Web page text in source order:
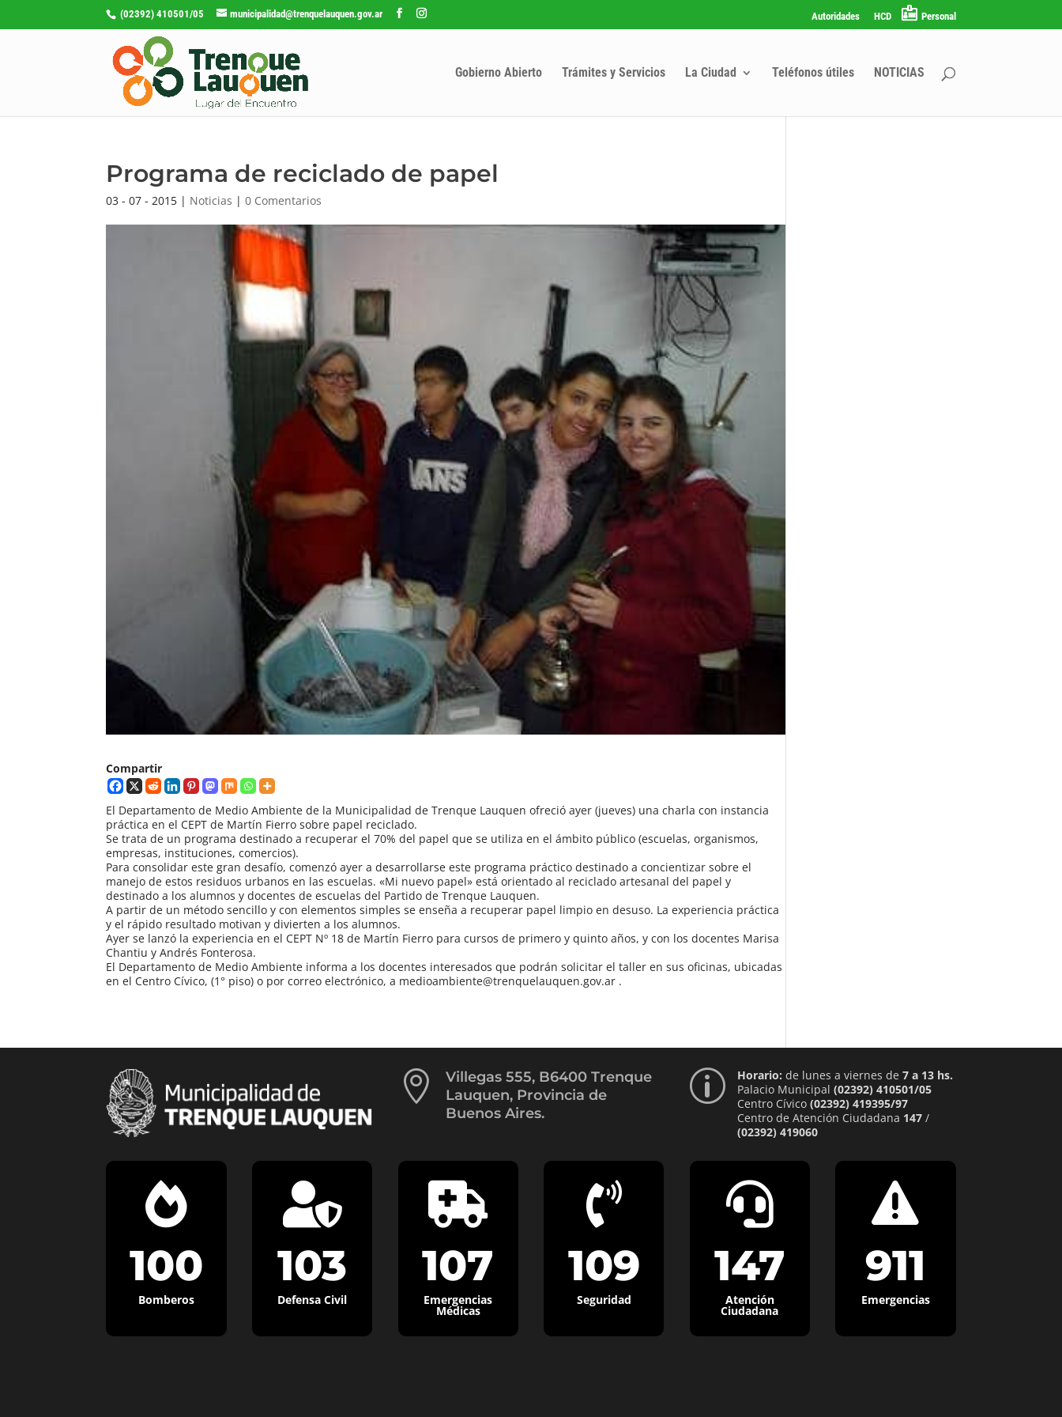
(02392) 410501/05 municipalidad@trenquelauquen.gov.ar Autoridades HCD Personal
Gobierno Abierto Trámites y Servicios La Ciudad Teléfonos útiles NOTICIAS
Programa de reciclado de papel
03 - 07 - 2015 | Noticias |0 Comentarios
Compartir
El Departamento de Medio Ambiente de la Municipalidad de Trenque Lauquen ofreció ayer (jueves) una charla con instancia
práctica en el CEPT de Martín Fierro sobre papel reciclado.
Se trata de un programa destinado a recuperar el 70% del papel que se utiliza en el ámbito público (escuelas, organismos,
empresas, instituciones, comercios).
Para consolidar este gran desafío, comenzó ayer a desarrollarse este programa práctico destinado a concientizar sobre el
manejo de estos residuos urbanos en las escuelas. «Mi nuevo papel» está orientado al reciclado artesanal del papel y
destinado a los alumnos y docentes de escuelas del Partido de Trenque Lauquen.
A partir de un método sencillo y con elementos simples se enseña a recuperar papel limpio en desuso. La experiencia práctica
y el rápido resultado motivan y divierten a los alumnos.
Ayer se lanzó la experiencia en el CEPT Nº 18 de Martín Fierro para cursos de primero y quinto años, y con los docentes Marisa
Chantiu y Andrés Fonterosa.
El Departamento de Medio Ambiente informa a los docentes interesados que podrán solicitar el taller en sus oficinas, ubicadas
en el Centro Cívico, (1° piso) o por correo electrónico, a medioambiente@trenquelauquen.gov.ar .

Villegas 555, B6400 Trenque
Lauquen, Provincia de
Buenos Aires.
p Horario: de lunes a viernes de 7 a 13 hs.
Palacio Municipal (02392) 410501/05
Centro Cívico (02392) 419395/97
Centro de Atención Ciudadana 147/
(02392) 419060

100
Bomberos

103
Defensa Civil

107
Emergencias
Médicas

109
Seguridad

147
Atención
Ciudadana

911
Emergencias